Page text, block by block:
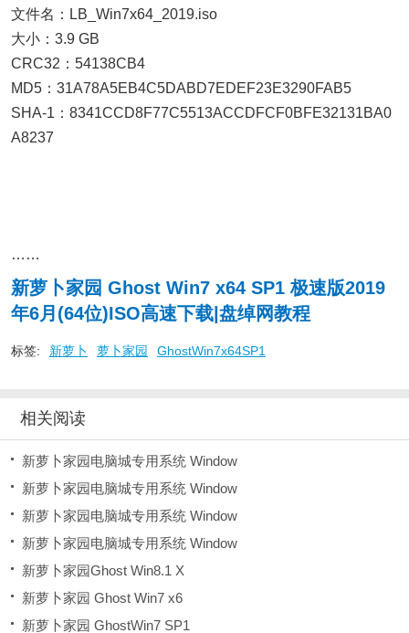
文件名：LB_Win7x64_2019.iso
大小：3.9 GB
CRC32：54138CB4
MD5：31A78A5EB4C5DABD7EDEF23E3290FAB5
SHA-1：8341CCD8F77C5513ACCDFCF0BFE32131BA0
A8237
……
新萝卜家园 Ghost Win7 x64 SP1 极速版2019
年6月(64位)ISO高速下载|盘绰网教程
标签: 新萝卜 萝卜家园 GhostWin7x64SP1
相关阅读
新萝卜家园电脑城专用系统 Window
新萝卜家园电脑城专用系统 Window
新萝卜家园电脑城专用系统 Window
新萝卜家园电脑城专用系统 Window
新萝卜家园Ghost Win8.1 X
新萝卜家园 Ghost Win7 x6
新萝卜家园 GhostWin7 SP1